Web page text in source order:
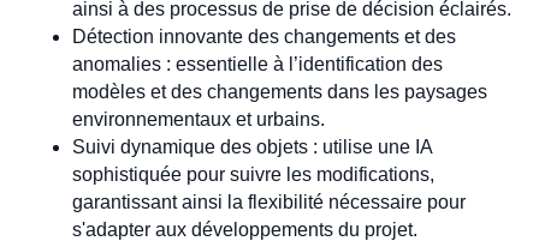
ainsi à des processus de prise de décision éclairés.
Détection innovante des changements et des
anomalies : essentielle à l’identification des
modèles et des changements dans les paysages
environnementaux et urbains.
Suivi dynamique des objets : utilise une IA
sophistiquée pour suivre les modifications,
garantissant ainsi la flexibilité nécessaire pour
s'adapter aux développements du projet.